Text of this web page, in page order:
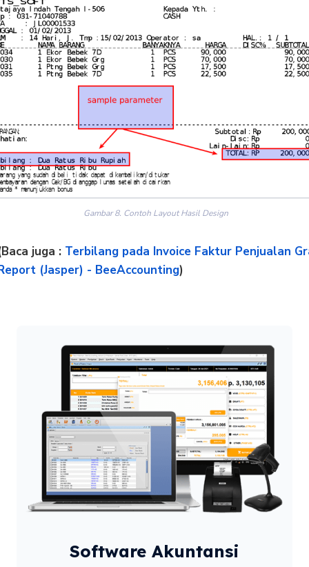
Gambar 8. Contoh Layout Hasil Design
juga : Terbilang pada Invoice Faktur Penjualan
(Jasper) - BeeAccounting)
Software Akuntansi